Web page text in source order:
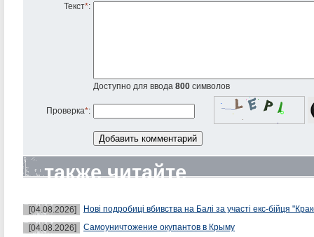
Текст*:
Доступно для ввода 800 символов
Проверка*:
также читайте
[04.08.2026]
Нові подробиці вбивства на Балі за участі екс-бійця
[04.08.2026]
Самоуничтожение окупантов в Крыму